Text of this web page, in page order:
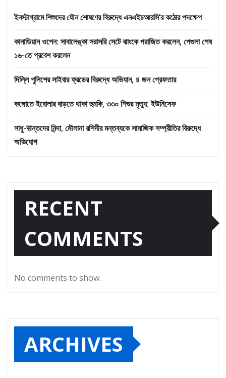
ইনস্টাগ্রামে শিশুদের যৌন শোষণের বিরুদ্ধে এনএইচআরসি’র কঠোর পদক্ষেপ
কানাডিয়ান ওপেন: সাবালেঙ্কা সরাসরি সেটে ঝাংকে পরাজিত করলেন, পেগুলা শেষ
১৬-তে প্রবেশ করলেন
দিল্লি পুলিশের সাইবার ফ্রডের বিরুদ্ধে অভিযান, ৪ জন গ্রেফতার
কঙ্গোতে ইবোলার বাড়তে থাকা হুমকি, ৩৩০ শিশুর মৃত্যু: ইউনিসেফ
সাধু-सন্তদের নিন্দা, মৌলানা রশিদীর মন্তব্যকে সামাজিক সম্প্রীতির বিরুদ্ধে
অভিযোগ
RECENT
COMMENTS
No comments to show.
ARCHIVES